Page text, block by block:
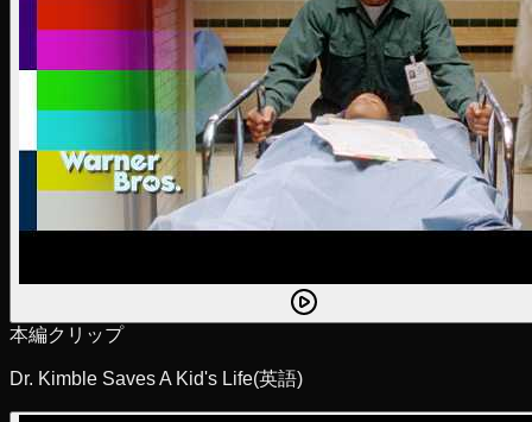
本編クリップ
Dr. Kimble Saves A Kid's Life(英語)